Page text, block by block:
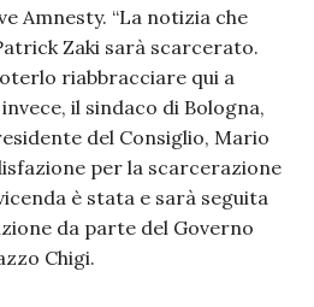
Amnesty. “La notizia che
Zaki sarà scarcerato.
riabbracciare qui a
il sindaco di Bologna,
del Consiglio, Mario
per la scarcerazione
è stata e sarà seguita
da parte del Governo
Chigi.